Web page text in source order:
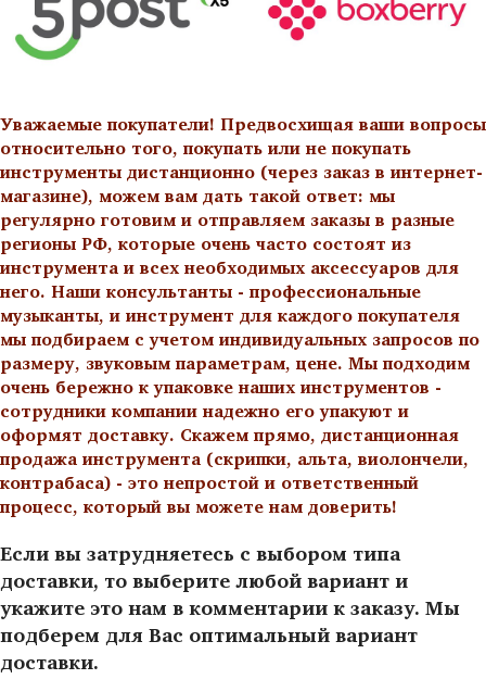
Уважаемые покупатели! Предвосхищая ваши вопросы
относительно того, покупать или не покупать
инструменты дистанционно (через заказ в интернет-
магазине), можем вам дать такой ответ: мы
регулярно готовим и отправляем заказы в разные
регионы РФ, которые очень часто состоят из
инструмента и всех необходимых аксессуаров для
него. Наши консультанты - профессиональные
музыканты, и инструмент для каждого покупателя
мы подбираем с учетом индивидуальных запросов по
размеру, звуковым параметрам, цене. Мы подходим
очень бережно к упаковке наших инструментов -
сотрудники компании надежно его упакуют и
оформят доставку. Скажем прямо, дистанционная
продажа инструмента (скрипки, альта, виолончели,
контрабаса) - это непростой и ответственный
процесс, который вы можете нам доверить!
Если вы затрудняетесь с выбором типа
доставки, то выберите любой вариант и
укажите это нам в комментарии к заказу. Мы
подберем для Вас оптимальный вариант
доставки.